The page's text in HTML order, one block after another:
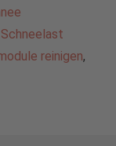
Schneelast
reinigen,